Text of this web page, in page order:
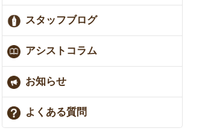
スタッフブログ
アシストコラム
お知らせ
よくある質問